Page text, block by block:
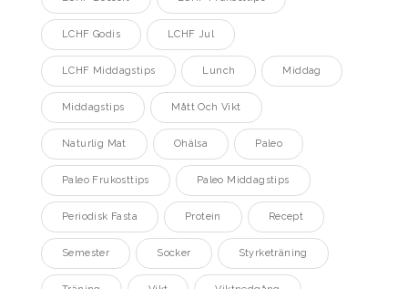
LCHF Godis LCHF Jul
LCHF Middagstips Lunch Middag
Middagstips Mått Och Vikt
Naturlig Mat Ohälsa Paleo
Paleo Frukosttips Paleo Middagstips
Periodisk Fasta Protein Recept
Semester Socker Styrketräning